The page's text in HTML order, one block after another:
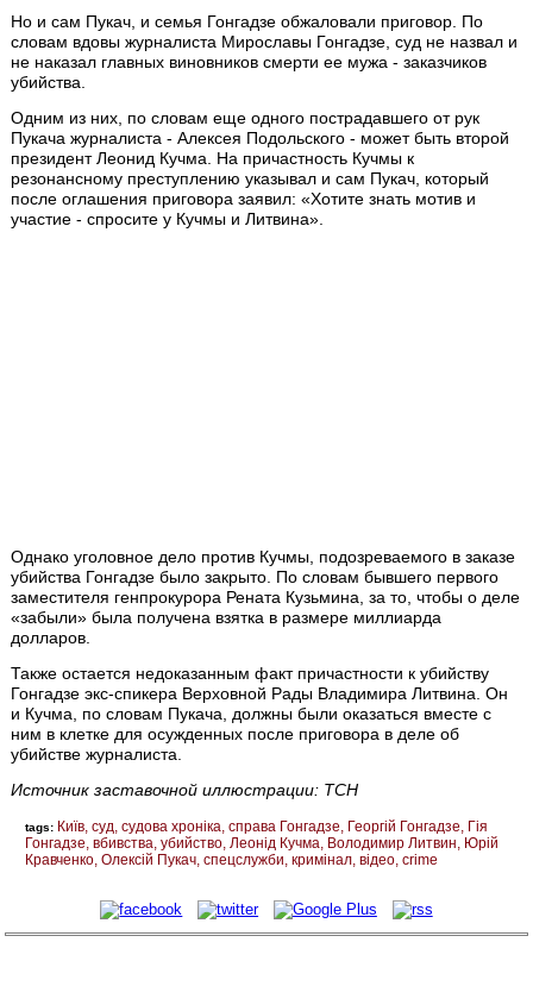
Но и сам Пукач, и семья Гонгадзе обжаловали приговор. По
словам вдовы журналиста Мирославы Гонгадзе, суд не назвал и
не наказал главных виновников смерти ее мужа - заказчиков
убийства.
Одним из них, по словам еще одного пострадавшего от рук
Пукача журналиста - Алексея Подольского - может быть второй
президент Леонид Кучма. На причастность Кучмы к
резонансному преступлению указывал и сам Пукач, который
после оглашения приговора заявил: «Хотите знать мотив и
участие - спросите у Кучмы и Литвина».
Однако уголовное дело против Кучмы, подозреваемого в заказе
убийства Гонгадзе было закрыто. По словам бывшего первого
заместителя генпрокурора Рената Кузьмина, за то, чтобы о деле
«забыли» была получена взятка в размере миллиарда
долларов.
Также остается недоказанным факт причастности к убийству
Гонгадзе экс-спикера Верховной Рады Владимира Литвина. Он
и Кучма, по словам Пукача, должны были оказаться вместе с
ним в клетке для осужденных после приговора в деле об
убийстве журналиста.
Источник заставочной иллюстрации: ТСН
tags: Київ суд судова хроніка справа Гонгадзе Георгій Гонгадзе
Гія
Гонгадзе вбивства убийство Леонід Кучма Володимир Литвин
Юрій
Кравченко Олексій Пукач спецслужби кримінал відео crime